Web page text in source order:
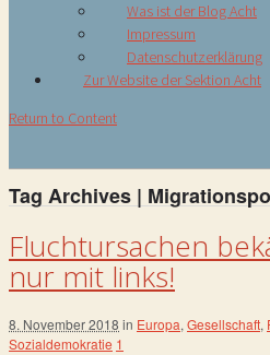
Was ist der Blog Acht
Impressum
Datenschutzerklärung
Zur Website der Sektion Acht
Return to Content
Tag Archives |
Fluchtursachen
nur mit links!
8. November 2018 in Europa, Gesellschaft,
Sozialdemokratie 1